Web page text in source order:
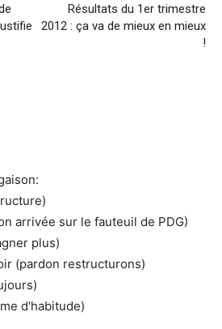
Résultats du 1er trimestre
2012 : ça va de mieux en mieux
!
arrivée sur le fauteuil de PDG)
plus)
(pardon restructurons)
d'habitude)